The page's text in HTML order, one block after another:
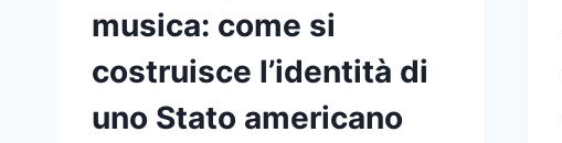
musica: come si
costruisce l’identità di
uno Stato americano